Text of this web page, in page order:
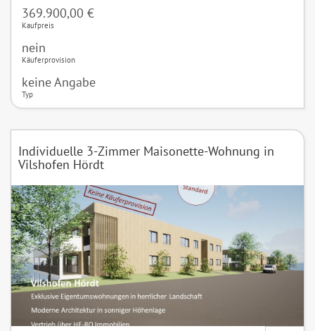
369.900,00 €
Kaufpreis
nein
Käuferprovision
keine Angabe
Typ
Individuelle 3-Zimmer Maisonette-Wohnung in
Vilshofen Hördt